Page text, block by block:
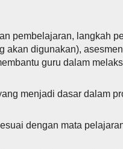
pembelajaran, langkah
akan digunakan),
guru dalam
menjadi dasar dalam
dengan mata